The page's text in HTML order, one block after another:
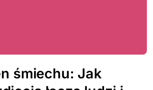
śmiechu: Jak